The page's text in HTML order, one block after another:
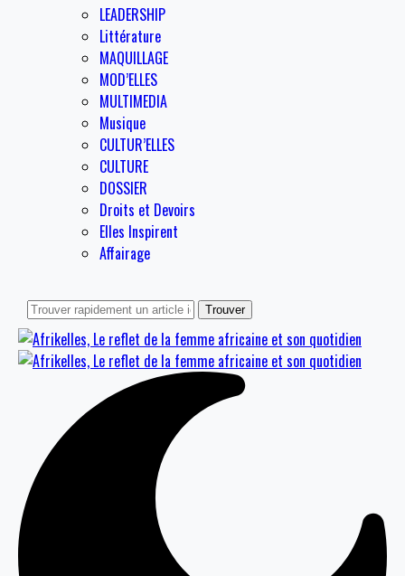
LEADERSHIP
Littérature
MAQUILLAGE
MOD’ELLES
MULTIMEDIA
Musique
CULTUR’ELLES
CULTURE
DOSSIER
Droits et Devoirs
Elles Inspirent
Affairage